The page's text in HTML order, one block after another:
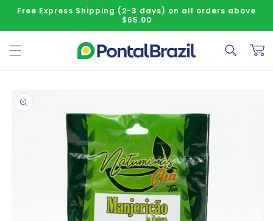
to content
Free Express Shipping (2-3 days) on all orders above
$65.00
Cart
information